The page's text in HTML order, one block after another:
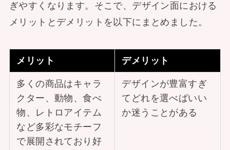
ぎやすくなります。そこで、デザイン面における
メリットとデメリットを以下にまとめました。
メリット デメリット
多くの商品はキャラ
クター、動物、食べ
物、レトロアイテム
など多彩なモチーフ
で展開されており好
デザインが豊富すぎ
てどれを選べばいい
か迷うことがある